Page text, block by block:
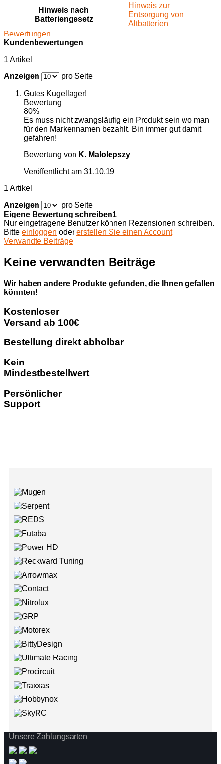
Hinweis nach
Batteriengesetz
Hinweis zur
Entsorgung von
Altbatterien
Bewertungen
Kundenbewertungen
1 Artikel
Anzeigen
pro Seite
Gutes Kugellager!
Bewertung
80%
Es muss nicht zwangsläufig ein Produkt sein wo man
für den Markennamen bezahlt. Bin immer gut damit
gefahren!
Bewertung von K. Malolepszy
Veröffentlicht am 31.10.19
1 Artikel
Anzeigen
pro Seite
Eigene Bewertung schreiben1
Nur eingetragene Benutzer können Rezensionen schreiben.
Bitte einloggen oder erstellen Sie einen Account
Verwandte Beiträge
Keine verwandten Beiträge
Wir haben andere Produkte gefunden, die Ihnen gefallen
könnten!
Kostenloser
Versand ab 100€
Bestellung direkt abholbar
Kein
Mindestbestellwert
Persönlicher
Support
Unsere Zahlungsarten